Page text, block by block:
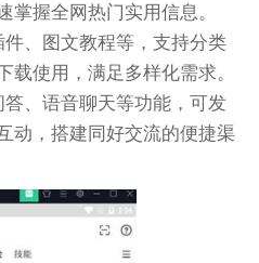
掌握全网热门实用信息。
、图文教程等，支持分类
载使用，满足多样化需求。
、语音聊天等功能，可发
动，搭建同好交流的便捷渠